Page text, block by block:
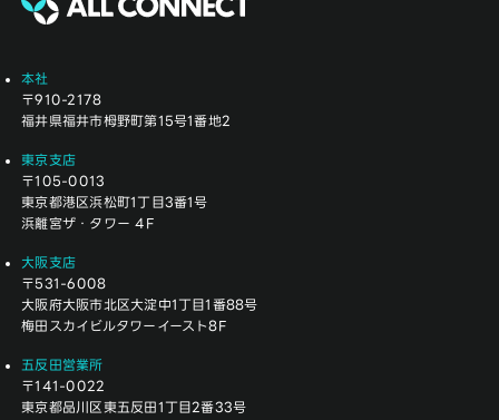
本社
〒910-2178
福井県福井市栂野町第15号1番地2
東京支店
〒105-0013
東京都港区浜松町1丁目3番1号
浜離宮ザ・タワー 4F
大阪支店
〒531-6008
大阪府大阪市北区大淀中1丁目1番88号
梅田スカイビルタワーイースト8F
五反田営業所
〒141-0022
東京都品川区東五反田1丁目2番33号